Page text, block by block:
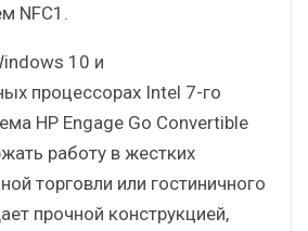
NFC1.
10 и
процессорах Intel 7-го
HP Engage Go Convertible
работу в жестких
торговли или гостиничного
прочной конструкцией,